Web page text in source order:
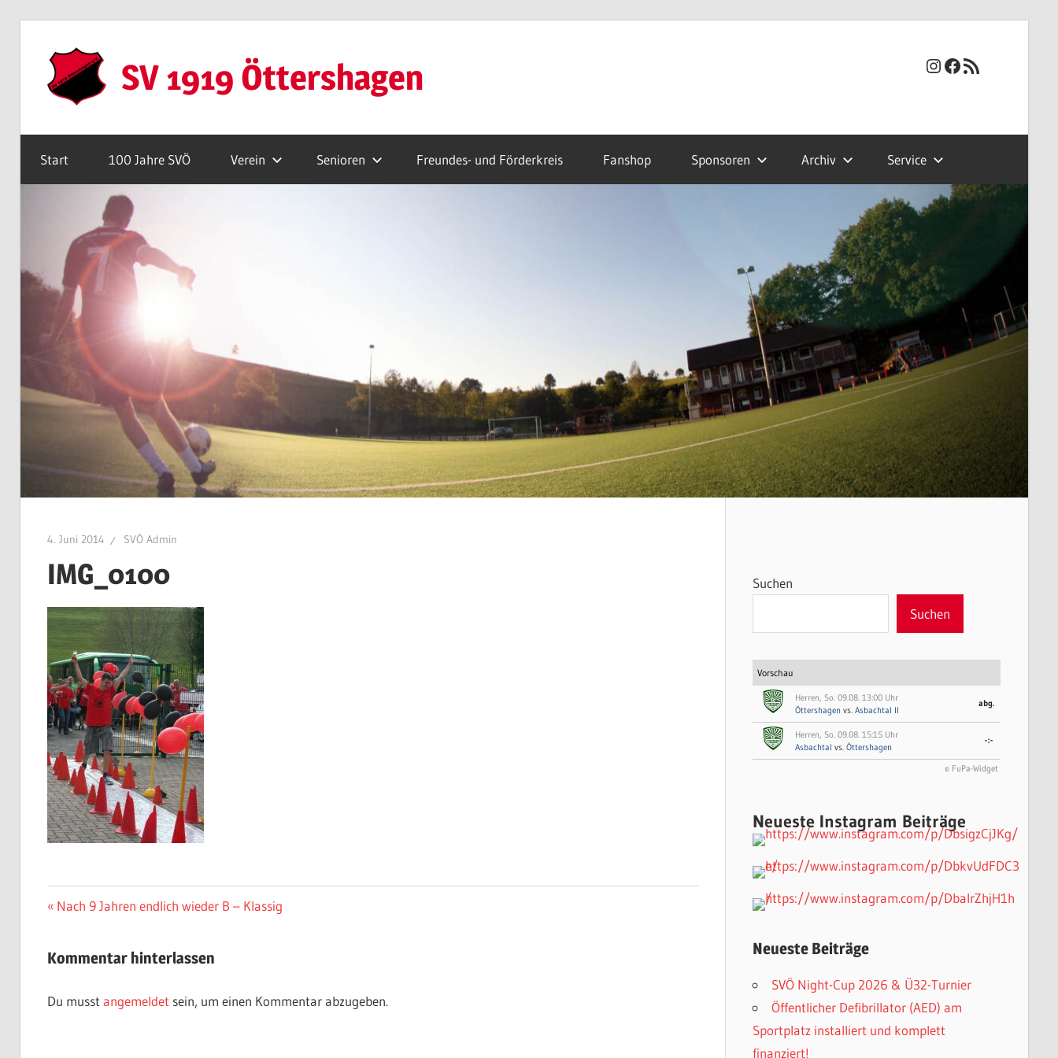
Inhalt
springen
SV 1919 Öttershagen Instagram
Facebook
RSS-Feed
Start 100 Jahre SVÖ Verein Senioren Freundes- und Förderkreis Fanshop Sponsoren Archiv Service
4. Juni 2014 SVÖ Admin
IMG_0100
Beitragsnavigation
Vorheriger
Nach 9 Jahren endlich wieder B – Klassig
Kommentar hinterlassen
Du musst angemeldet sein, um einen Kommentar abzugeben.
Suchen
Suchen
Vorschau
Herren, So. 09.08. 13:00 Uhr
Öttershagen vs. Asbachtal II
abg.
Herren, So. 09.08. 15:15 Uhr
Asbachtal vs. Öttershagen
-:-
© FuPa-Widget
Neueste Instagram Beiträge
Neueste Beiträge
SVÖ Night-Cup 2026 & Ü32-Turnier
Öffentlicher Defibrillator (AED) am
Sportplatz installiert und komplett
finanziert!